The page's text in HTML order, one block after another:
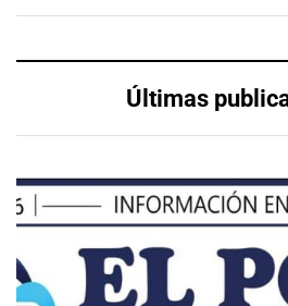
Últimas